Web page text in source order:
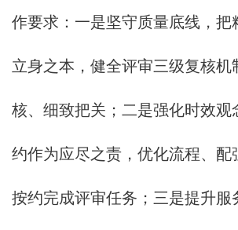
作要求：一是坚守质量底线，把
立身之本，健全评审三级复核机
核、细致把关；二是强化时效观
约作为应尽之责，优化流程、配
按约完成评审任务；三是提升服